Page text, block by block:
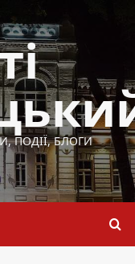
ПОДІЇ, БЛОГИ